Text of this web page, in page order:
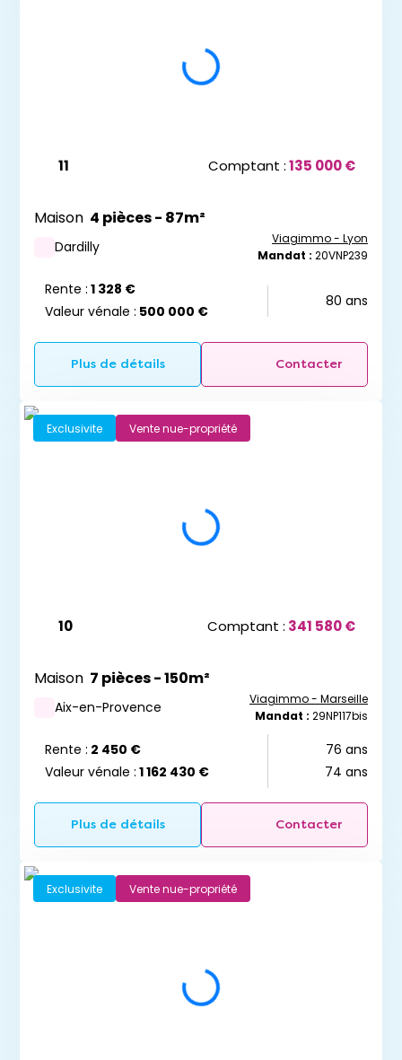
11 Comptant :135 000 €
Maison 4 pièces - 87m²
Dardilly
Viagimmo - Lyon
Mandat : 20VNP239
Rente : 1 328 €
Valeur vénale : 500 000 €
80 ans
Plus de détails Contacter
Exclusivite Vente nue-propriété
10 Comptant : 341 580 €
Maison 7 pièces - 150m²
Aix-en-Provence
Viagimmo - Marseille
Mandat : 29NP117bis
Rente : 2 450 €
Valeur vénale : 1 162 430 €
76 ans
74 ans
Plus de détails Contacter
Exclusivite Vente nue-propriété